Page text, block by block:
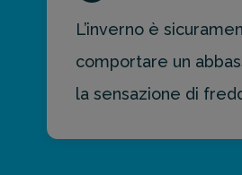
L’inverno è
comportare un
la sensazione di